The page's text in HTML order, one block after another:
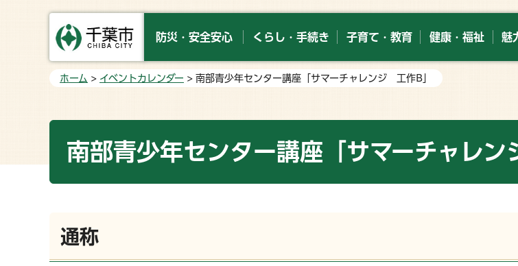
防災・安全安心 くらし・手続き 子育て・教育 健康・福祉 魅
ホーム > イベントカレンダー > 南部青少年センター講座「サマーチャレンジ 工作B」
南部青少年センター講座「サマーチャレ
通称